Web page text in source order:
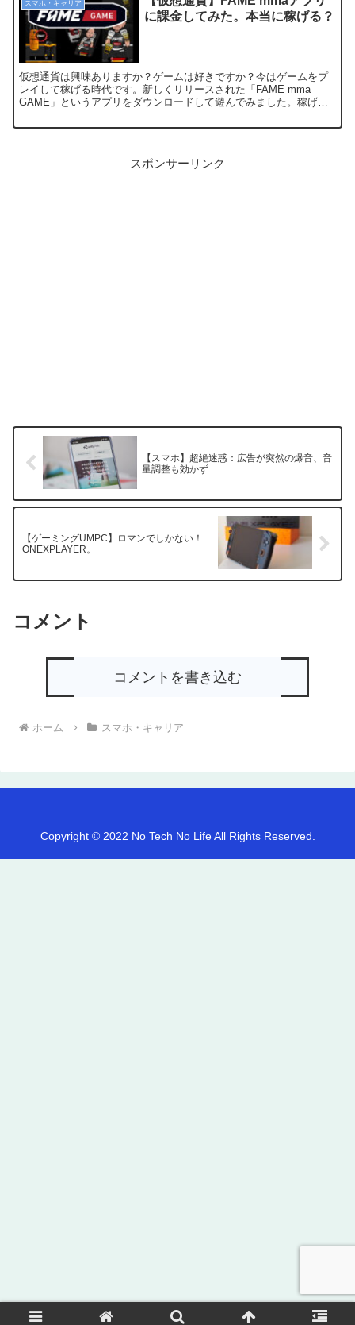
スマホ・キャリア
に課金してみた。本当に稼げる？
仮想通貨は興味ありますか？ゲームは好きですか？今はゲームをプ
レイして稼げる時代です。新しくリリースされた「FAME mma
GAME」というアプリをダウンロードして遊んでみました。稼げま
スポンサーリンク
【スマホ】超絶迷惑：広告が突然の爆音、音
量調整も効かず
【ゲーミングUMPC】ロマンでしかない！
ONEXPLAYER。
コメント
コメントを書き込む
ホーム スマホ・キャリア
Copyright © 2022 No Tech No Life All Rights Reserved.